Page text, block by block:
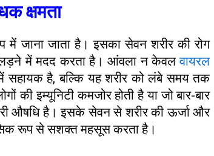
क्षमता
जाना जाता है। इसका सेवन शरीर की रोग
लड़ने में मदद करता है। आंवला न केवल वायरल
है, बल्कि यह शरीर को लंबे समय तक
की इम्यूनिटी कमजोर होती है या जो बार-बार
औषधि है। इसके सेवन से शरीर की ऊर्जा और
रूप से सशक्त महसूस करता है।